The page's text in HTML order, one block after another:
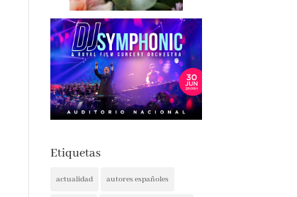
Etiquetas
actualidad autores españoles